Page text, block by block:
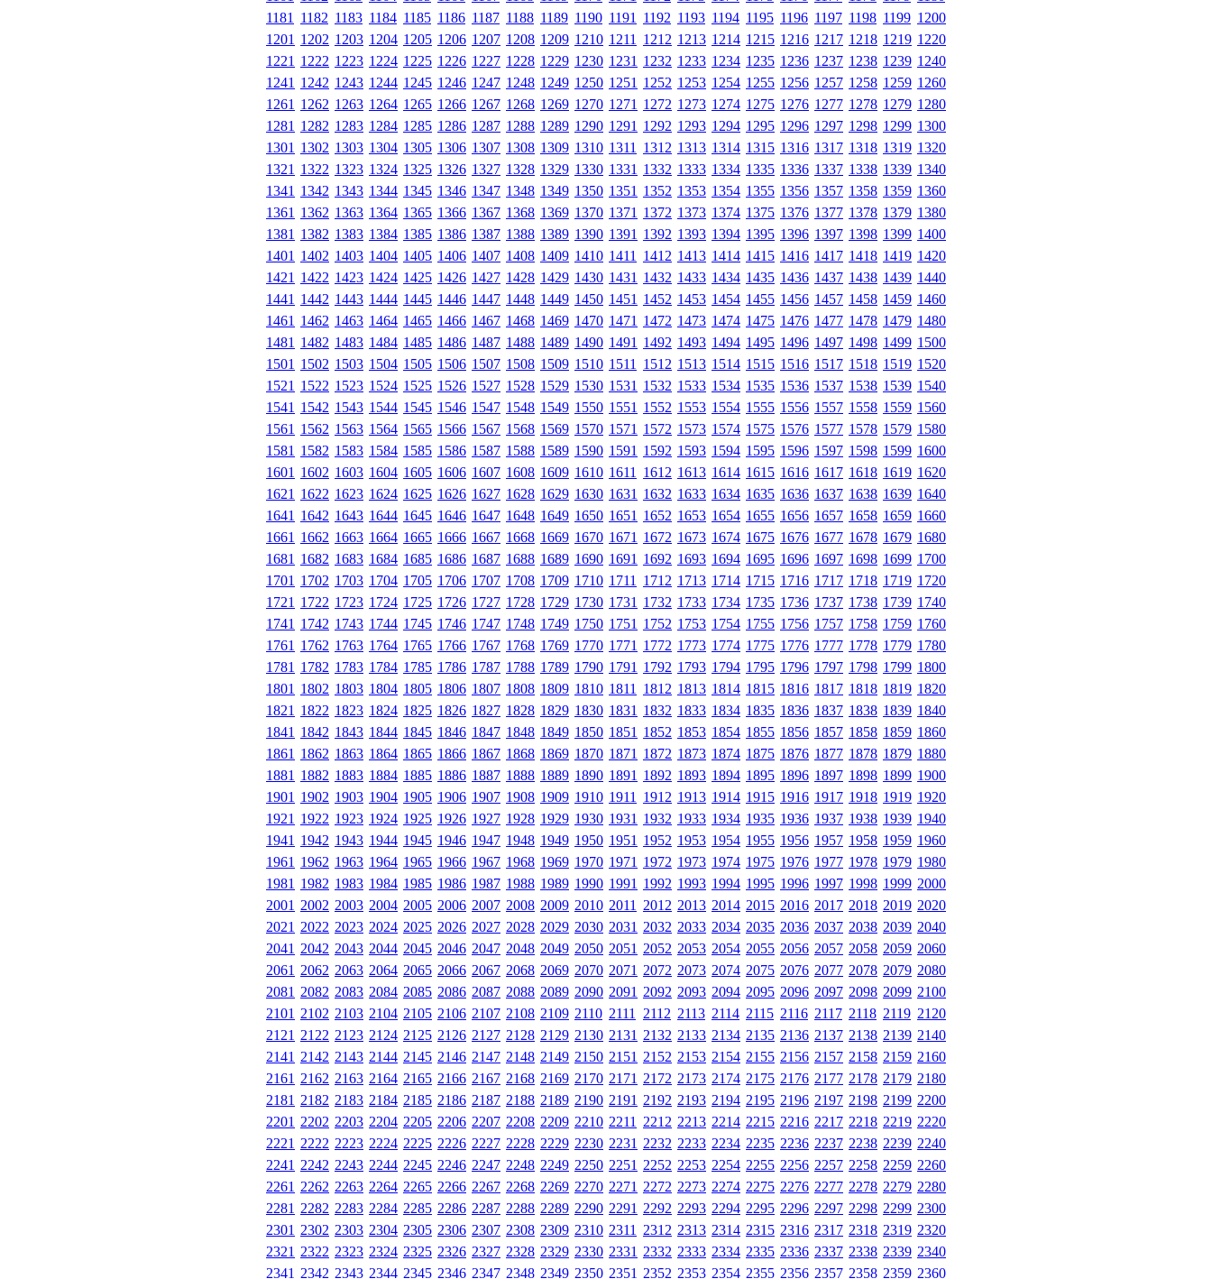
1181
1182 1183 1184 1185 1186 1187 1188 1189 1190 1191 1192 1193 1194 1195 1196 1197 1198 1199 1200
1201 1202 1203 1204 1205 1206 1207 1208 1209 1210 1211 1212 1213 1214 1215 1216 1217 1218 1219 1220
1221 1222 1223 1224 1225 1226 1227 1228 1229 1230 1231 1232 1233 1234 1235 1236 1237 1238 1239 1240
1241 1242 1243 1244 1245 1246 1247 1248 1249 1250 1251 1252 1253 1254 1255 1256 1257 1258 1259 1260
1261 1262 1263 1264 1265 1266 1267 1268 1269 1270 1271 1272 1273 1274 1275 1276 1277 1278 1279 1280
1281 1282 1283 1284 1285 1286 1287 1288 1289 1290 1291 1292 1293 1294 1295 1296 1297 1298 1299 1300
1301 1302 1303 1304 1305 1306 1307 1308 1309 1310 1311 1312 1313 1314 1315 1316 1317 1318 1319 1320
1321 1322 1323 1324 1325 1326 1327 1328 1329 1330 1331 1332 1333 1334 1335 1336 1337 1338 1339 1340
1341 1342 1343 1344 1345 1346 1347 1348 1349 1350 1351 1352 1353 1354 1355 1356 1357 1358 1359 1360
1361 1362 1363 1364 1365 1366 1367 1368 1369 1370 1371 1372 1373 1374 1375 1376 1377 1378 1379 1380
1381 1382 1383 1384 1385 1386 1387 1388 1389 1390 1391 1392 1393 1394 1395 1396 1397 1398 1399 1400
1401 1402 1403 1404 1405 1406 1407 1408 1409 1410 1411 1412 1413 1414 1415 1416 1417 1418 1419 1420
1421 1422 1423 1424 1425 1426 1427 1428 1429 1430 1431 1432 1433 1434 1435 1436 1437 1438 1439 1440
1441 1442 1443 1444 1445 1446 1447 1448 1449 1450 1451 1452 1453 1454 1455 1456 1457 1458 1459 1460
1461 1462 1463 1464 1465 1466 1467 1468 1469 1470 1471 1472 1473 1474 1475 1476 1477 1478 1479 1480
1481 1482 1483 1484 1485 1486 1487 1488 1489 1490 1491 1492 1493 1494 1495 1496 1497 1498 1499 1500
1501 1502 1503 1504 1505 1506 1507 1508 1509 1510 1511 1512 1513 1514 1515 1516 1517 1518 1519 1520
1521 1522 1523 1524 1525 1526 1527 1528 1529 1530 1531 1532 1533 1534 1535 1536 1537 1538 1539 1540
1541 1542 1543 1544 1545 1546 1547 1548 1549 1550 1551 1552 1553 1554 1555 1556 1557 1558 1559 1560
1561 1562 1563 1564 1565 1566 1567 1568 1569 1570 1571 1572 1573 1574 1575 1576 1577 1578 1579 1580
1581 1582 1583 1584 1585 1586 1587 1588 1589 1590 1591 1592 1593 1594 1595 1596 1597 1598 1599 1600
1601 1602 1603 1604 1605 1606 1607 1608 1609 1610 1611 1612 1613 1614 1615 1616 1617 1618 1619 1620
1621 1622 1623 1624 1625 1626 1627 1628 1629 1630 1631 1632 1633 1634 1635 1636 1637 1638 1639 1640
1641 1642 1643 1644 1645 1646 1647 1648 1649 1650 1651 1652 1653 1654 1655 1656 1657 1658 1659 1660
1661 1662 1663 1664 1665 1666 1667 1668 1669 1670 1671 1672 1673 1674 1675 1676 1677 1678 1679 1680
1681 1682 1683 1684 1685 1686 1687 1688 1689 1690 1691 1692 1693 1694 1695 1696 1697 1698 1699 1700
1701 1702 1703 1704 1705 1706 1707 1708 1709 1710 1711 1712 1713 1714 1715 1716 1717 1718 1719 1720
1721 1722 1723 1724 1725 1726 1727 1728 1729 1730 1731 1732 1733 1734 1735 1736 1737 1738 1739 1740
1741 1742 1743 1744 1745 1746 1747 1748 1749 1750 1751 1752 1753 1754 1755 1756 1757 1758 1759 1760
1761 1762 1763 1764 1765 1766 1767 1768 1769 1770 1771 1772 1773 1774 1775 1776 1777 1778 1779 1780
1781 1782 1783 1784 1785 1786 1787 1788 1789 1790 1791 1792 1793 1794 1795 1796 1797 1798 1799 1800
1801 1802 1803 1804 1805 1806 1807 1808 1809 1810 1811 1812 1813 1814 1815 1816 1817 1818 1819 1820
1821 1822 1823 1824 1825 1826 1827 1828 1829 1830 1831 1832 1833 1834 1835 1836 1837 1838 1839 1840
1841 1842 1843 1844 1845 1846 1847 1848 1849 1850 1851 1852 1853 1854 1855 1856 1857 1858 1859 1860
1861 1862 1863 1864 1865 1866 1867 1868 1869 1870 1871 1872 1873 1874 1875 1876 1877 1878 1879 1880
1881 1882 1883 1884 1885 1886 1887 1888 1889 1890 1891 1892 1893 1894 1895 1896 1897 1898 1899 1900
1901 1902 1903 1904 1905 1906 1907 1908 1909 1910 1911 1912 1913 1914 1915 1916 1917 1918 1919 1920
1921 1922 1923 1924 1925 1926 1927 1928 1929 1930 1931 1932 1933 1934 1935 1936 1937 1938 1939 1940
1941 1942 1943 1944 1945 1946 1947 1948 1949 1950 1951 1952 1953 1954 1955 1956 1957 1958 1959 1960
1961 1962 1963 1964 1965 1966 1967 1968 1969 1970 1971 1972 1973 1974 1975 1976 1977 1978 1979 1980
1981 1982 1983 1984 1985 1986 1987 1988 1989 1990 1991 1992 1993 1994 1995 1996 1997 1998 1999 2000
2001 2002 2003 2004 2005 2006 2007 2008 2009 2010 2011 2012 2013 2014 2015 2016 2017 2018 2019 2020
2021 2022 2023 2024 2025 2026 2027 2028 2029 2030 2031 2032 2033 2034 2035 2036 2037 2038 2039 2040
2041 2042 2043 2044 2045 2046 2047 2048 2049 2050 2051 2052 2053 2054 2055 2056 2057 2058 2059 2060
2061 2062 2063 2064 2065 2066 2067 2068 2069 2070 2071 2072 2073 2074 2075 2076 2077 2078 2079 2080
2081 2082 2083 2084 2085 2086 2087 2088 2089 2090 2091 2092 2093 2094 2095 2096 2097 2098 2099 2100
2101 2102 2103 2104 2105 2106 2107 2108 2109 2110 2111 2112 2113 2114 2115 2116 2117 2118 2119 2120
2121 2122 2123 2124 2125 2126 2127 2128 2129 2130 2131 2132 2133 2134 2135 2136 2137 2138 2139 2140
2141 2142 2143 2144 2145 2146 2147 2148 2149 2150 2151 2152 2153 2154 2155 2156 2157 2158 2159 2160
2161 2162 2163 2164 2165 2166 2167 2168 2169 2170 2171 2172 2173 2174 2175 2176 2177 2178 2179 2180
2181 2182 2183 2184 2185 2186 2187 2188 2189 2190 2191 2192 2193 2194 2195 2196 2197 2198 2199 2200
2201 2202 2203 2204 2205 2206 2207 2208 2209 2210 2211 2212 2213 2214 2215 2216 2217 2218 2219 2220
2221 2222 2223 2224 2225 2226 2227 2228 2229 2230 2231 2232 2233 2234 2235 2236 2237 2238 2239 2240
2241 2242 2243 2244 2245 2246 2247 2248 2249 2250 2251 2252 2253 2254 2255 2256 2257 2258 2259 2260
2261 2262 2263 2264 2265 2266 2267 2268 2269 2270 2271 2272 2273 2274 2275 2276 2277 2278 2279 2280
2281 2282 2283 2284 2285 2286 2287 2288 2289 2290 2291 2292 2293 2294 2295 2296 2297 2298 2299 2300
2301 2302 2303 2304 2305 2306 2307 2308 2309 2310 2311 2312 2313 2314 2315 2316 2317 2318 2319 2320
2321 2322 2323 2324 2325 2326 2327 2328 2329 2330 2331 2332 2333 2334 2335 2336 2337 2338 2339 2340
2341 2342 2343 2344 2345 2346 2347 2348 2349 2350 2351 2352 2353 2354 2355 2356 2357 2358 2359 2360